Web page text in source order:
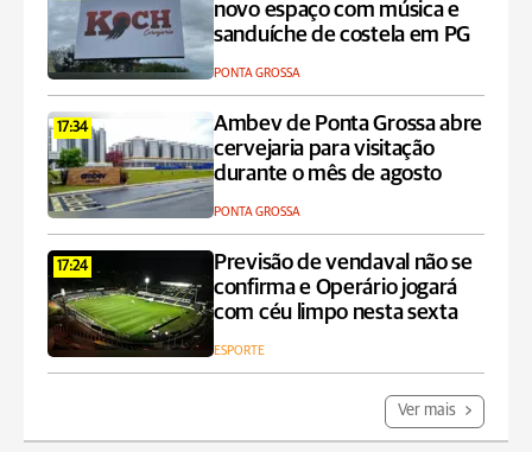
novo espaço com música e
sanduíche de costela em PG
PONTA GROSSA
17:34
Ambev de Ponta Grossa abre
cervejaria para visitação
durante o mês de agosto
PONTA GROSSA
17:24
Previsão de vendaval não se
confirma e Operário jogará
com céu limpo nesta sexta
ESPORTE
Ver mais